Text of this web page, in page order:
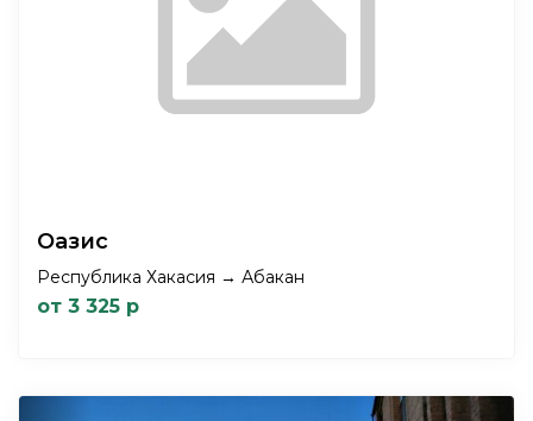
Оазис
Республика Хакасия → Абакан
от 3 325 р